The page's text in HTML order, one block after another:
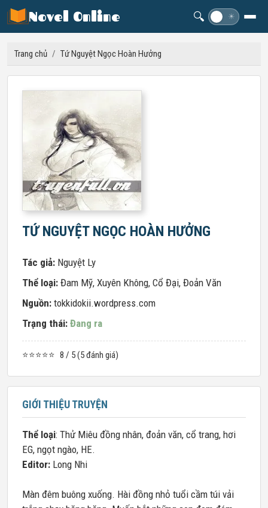
Novel Online 🔍 ☀
Trang chủ / Tứ Nguyệt Ngọc Hoàn Hưởng
TỨ NGUYỆT NGỌC HOÀN HƯỞNG
Tác giả: Nguyệt Ly
Thể loại: Đam Mỹ, Xuyên Không, Cổ Đại, Đoản Văn
Nguồn: tokkidokii.wordpress.com
Trạng thái: Đang ra
⭐⭐⭐⭐⭐ 8 / 5 (5 đánh giá)
GIỚI THIỆU TRUYỆN
Thể loại: Thử Miêu đồng nhân, đoản văn, cổ trang, hơi
EG, ngọt ngào, HE.
Editor: Long Nhi
Màn đêm buông xuống. Hài đồng nhỏ tuổi cầm túi vải